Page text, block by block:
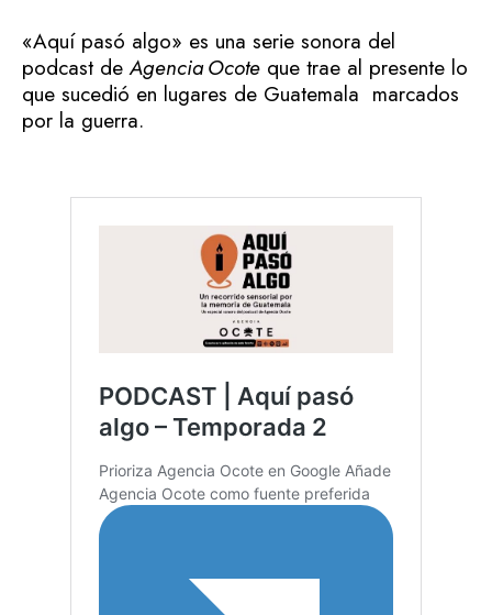
«Aquí pasó algo» es una serie sonora del
podcast deAgencia Ocote que trae al presente lo
que sucedió en lugares de Guatemala marcados
por la guerra.